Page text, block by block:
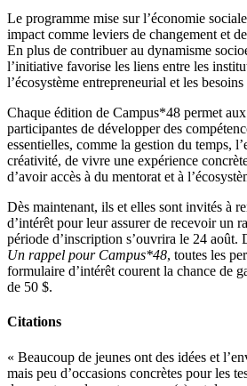
Le programme mise sur l’économie
impact comme leviers de changement et
En plus de contribuer au dynamisme
l’initiative favorise les liens entre les
l’écosystème entrepreneurial et les
Chaque édition de Campus*48 permet
participantes de développer des
essentielles, comme la gestion du temps,
créativité, de vivre une expérience
d’avoir accès à du mentorat et à
Dès maintenant, ils et elles sont invités à
d’intérêt pour leur assurer de recevoir un
période d’inscription s’ouvrira le 24 août.
Un rappel pour Campus*48, toutes les
formulaire d’intérêt courent la chance de
de 50 $.
Citations
« Beaucoup de jeunes ont des idées et
mais peu d’occasions concrètes pour les